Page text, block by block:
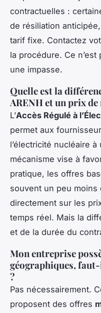
contractuelles :
de résiliation
tarif fixe. Contactez
la procédure. Ce n’est
une impasse.
Quelle est la
ARENH et un prix de
L’Accès Régulé à
permet aux
l’électricité nucléaire à
mécanisme vise à
pratique, les offres
souvent un peu
directement sur les
temps réel. Mais la
et de la durée du
Mon entreprise
géographiques,
?
Pas nécessairement.
proposent des offres